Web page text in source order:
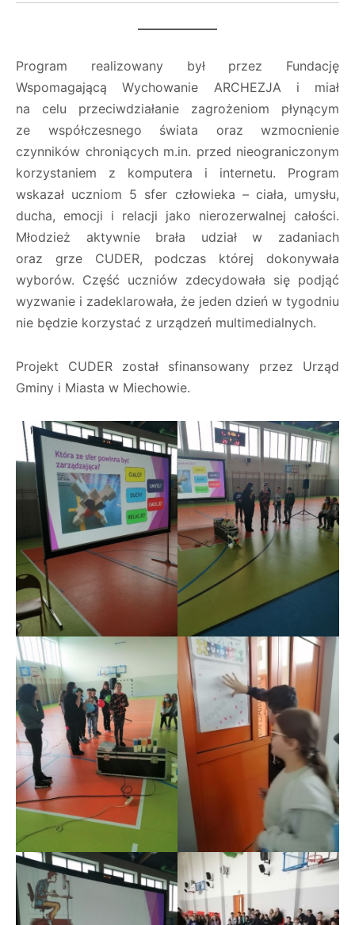
Program realizowany był przez Fundację
Wspomagającą Wychowanie ARCHEZJA i miał
na celu przeciwdziałanie zagrożeniom płynącym
ze współczesnego świata oraz wzmocnienie
czynników chroniących m.in. przed nieograniczonym
korzystaniem z komputera i internetu. Program
wskazał uczniom 5 sfer człowieka – ciała, umysłu,
ducha, emocji i relacji jako nierozerwalnej całości.
Młodzież aktywnie brała udział w zadaniach
oraz grze CUDER, podczas której dokonywała
wyborów. Część uczniów zdecydowała się podjąć
wyzwanie i zadeklarowała, że jeden dzień w tygodniu
nie będzie korzystać z urządzeń multimedialnych.
Projekt CUDER został sfinansowany przez Urząd
Gminy i Miasta w Miechowie.